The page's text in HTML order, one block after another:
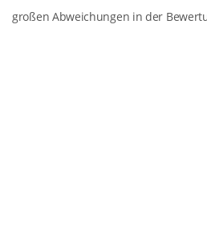
großen Abweichungen in der